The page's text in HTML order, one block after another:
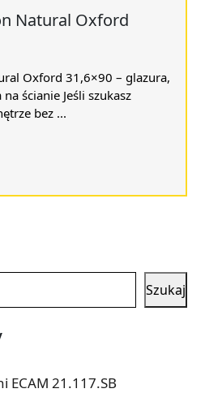
Natural Oxford
Oxford 31,6×90 – glazura,
ścianie Jeśli szukasz
bez ...
Szukaj
ECAM 21.117.SB